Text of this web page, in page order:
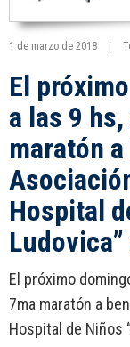
1 de marzo de 2018
El
a las 9
maratón
Hospital
El próximo
7ma maratón a
Hospital de Niños